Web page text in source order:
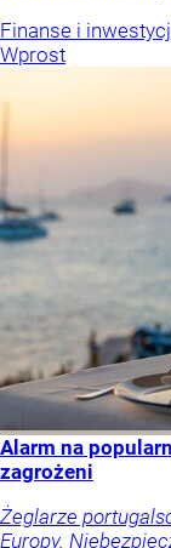
Finanse i
Wprost
Alarm na
zagrożeni
Żeglarze
Europy.